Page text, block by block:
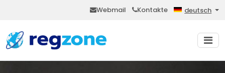
Webmail Kontakte deutsch